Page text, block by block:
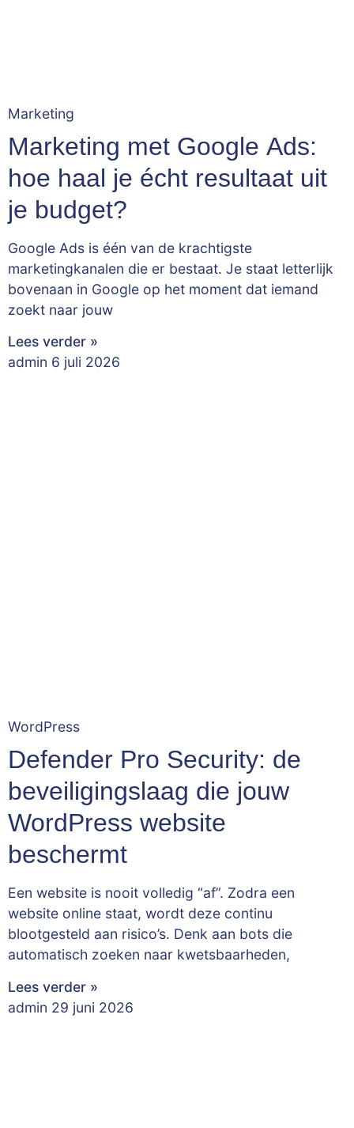
Marketing
Marketing met Google Ads:
hoe haal je écht resultaat uit
je budget?
Google Ads is één van de krachtigste
marketingkanalen die er bestaat. Je staat letterlijk
bovenaan in Google op het moment dat iemand
zoekt naar jouw
Lees verder »
admin 6 juli 2026
WordPress
Defender Pro Security: de
beveiligingslaag die jouw
WordPress website
beschermt
Een website is nooit volledig “af”. Zodra een
website online staat, wordt deze continu
blootgesteld aan risico’s. Denk aan bots die
automatisch zoeken naar kwetsbaarheden,
Lees verder »
admin 29 juni 2026